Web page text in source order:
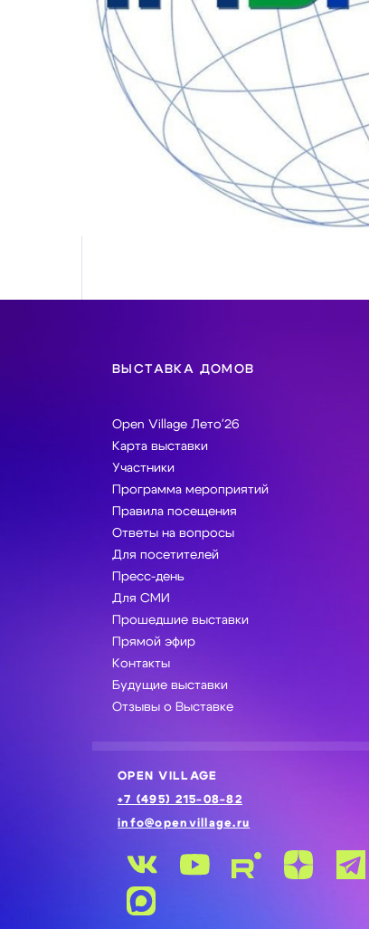
ВЫСТАВКА ДОМОВ
Open Village Лето'26
Карта выставки
Участники
Программа мероприятий
Правила посещения
Ответы на вопросы
Для посетителей
Пресс-день
Для СМИ
Прошедшие выставки
Прямой эфир
Контакты
Будущие выставки
Отзывы о Выставке
OPEN VILLAGE
+7 (495) 215-08-82
info@openvillage.ru